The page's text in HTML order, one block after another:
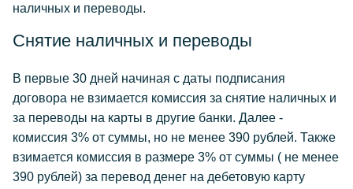
наличных и переводы.
Снятие наличных и переводы
В первые 30 дней начиная с даты подписания
договора не взимается комиссия за снятие наличных и
за переводы на карты в другие банки. Далее -
комиссия 3% от суммы, но не менее 390 рублей. Также
взимается комиссия в размере 3% от суммы ( не менее
390 рублей) за перевод денег на дебетовую карту